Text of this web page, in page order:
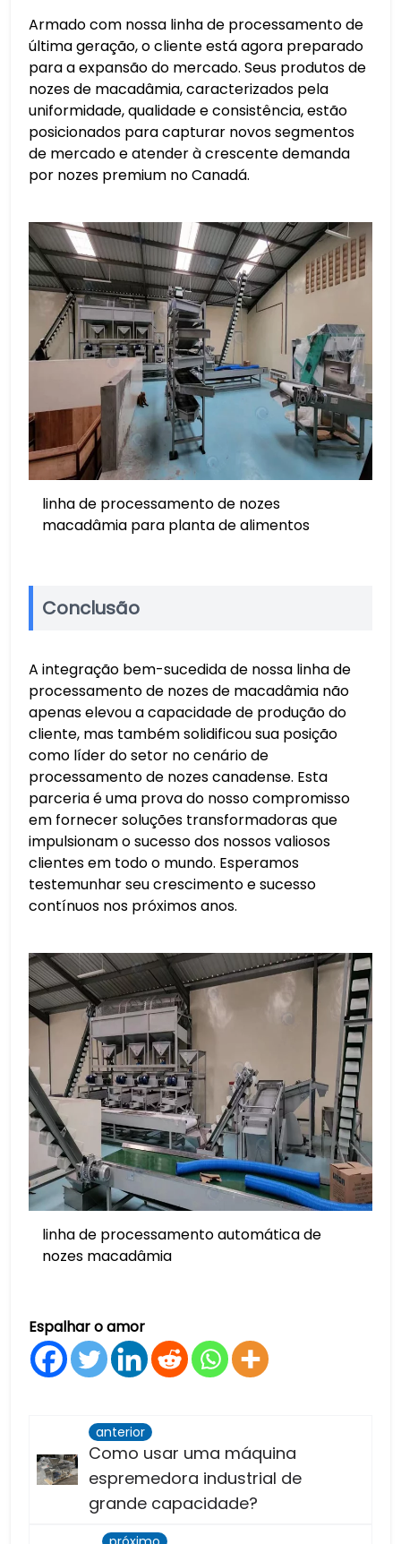
Armado com nossa linha de processamento de
última geração, o cliente está agora preparado
para a expansão do mercado. Seus produtos de
nozes de macadâmia, caracterizados pela
uniformidade, qualidade e consistência, estão
posicionados para capturar novos segmentos
de mercado e atender à crescente demanda
por nozes premium no Canadá.
linha de processamento de nozes
macadâmia para planta de alimentos
Conclusão
A integração bem-sucedida de nossa linha de
processamento de nozes de macadâmia não
apenas elevou a capacidade de produção do
cliente, mas também solidificou sua posição
como líder do setor no cenário de
processamento de nozes canadense. Esta
parceria é uma prova do nosso compromisso
em fornecer soluções transformadoras que
impulsionam o sucesso dos nossos valiosos
clientes em todo o mundo. Esperamos
testemunhar seu crescimento e sucesso
contínuos nos próximos anos.
linha de processamento automática de
nozes macadâmia
Espalhar o amor
anterior
Como usar uma máquina
espremedora industrial de
grande capacidade?